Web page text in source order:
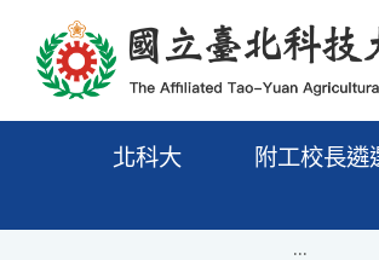
移至網頁之主要內容區位置
北科大 附工校長遴